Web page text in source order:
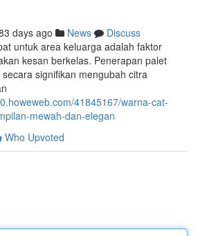
days ago News
Discuss
untuk area keluarga adalah faktor
kesan berkelas. Penerapan palet
signifikan mengubah citra
41845167/warna-cat-
mewah-dan-elegan
Who Upvoted